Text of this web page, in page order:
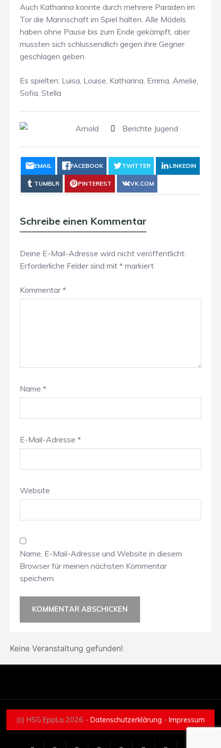
Auch Katharina konnte durch mehrere Paraden im
Tor die Mannschaft im Spiel halten. Alle Mädels
haben ohne Pause bis zum Ende gekämpft, aber
mussten sich schlussendlich gegen ihre Gegner
geschlagen geben.
Es spielten: Luisa, Louise, Katharina, Emma, Amelie,
Sofia, Stella
Arnold Berichte Jugend
EMAIL FACEBOOK TWITTER LINKEDIN
TUMBLR PINTEREST VK.COM
Schreibe einen Kommentar
Deine E-Mail-Adresse wird nicht veröffentlicht.
Erforderliche Felder sind mit * markiert
Kommentar*
Name *
E-Mail-Adresse *
Website
Name, E-Mail-Adresse und Website in diesem
Browser für meinen nächsten Kommentar
speichern.
Keine Veranstaltung gefunden!
(c) HSG EppLa 2026 - Datenschutzerklärung - Impressum